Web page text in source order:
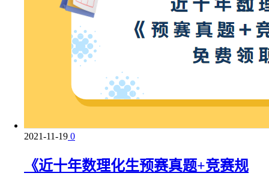
2021-11-19 0
《近十年数理化生预赛真题+竞赛规